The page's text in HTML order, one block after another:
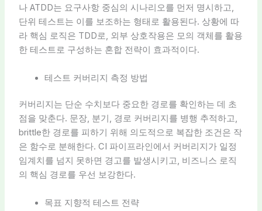
나 ATDD는 요구사항 중심의 시나리오를 먼저 명시하고,
단위 테스트는 이를 보조하는 형태로 활용된다. 상황에 따
라 핵심 로직은 TDD로, 외부 상호작용은 모의 객체를 활용
한 테스트로 구성하는 혼합 전략이 효과적이다.
테스트 커버리지 측정 방법
커버리지는 단순 수치보다 중요한 경로를 확인하는 데 초
점을 맞춘다. 문장, 분기, 경로 커버리지를 병행 추적하고,
brittle한 경로를 피하기 위해 의도적으로 복잡한 조건은 작
은 함수로 분해한다. CI 파이프라인에서 커버리지가 일정
임계치를 넘지 못하면 경고를 발생시키고, 비즈니스 로직
의 핵심 경로를 우선 보강한다.
목표 지향적 테스트 전략